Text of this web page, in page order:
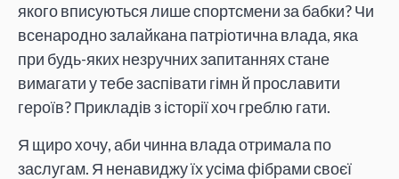
якого вписуються лише спортсмени за бабки? Чи
всенародно залайкана патріотична влада, яка
при будь-яких незручних запитаннях стане
вимагати у тебе заспівати гімн й прославити
героїв? Прикладів з історії хоч греблю гати.
Я щиро хочу, аби чинна влада отримала по
заслугам. Я ненавиджу їх усіма фібрами своєї